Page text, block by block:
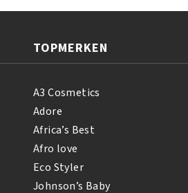
Shampoo
237
TOPMERKEN
A3 Cosmetics
Adore
Africa’s Best
Afro love
Eco Styler
Johnson’s Baby